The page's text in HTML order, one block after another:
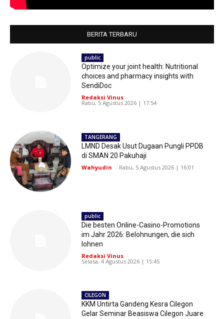
BERITA TERBARU
public
Optimize your joint health: Nutritional
choices and pharmacy insights with
SendiDoc
Redaksi Vinus -
Rabu, 5 Agustus 2026 | 17:54
TANGERANG
LMND Desak Usut Dugaan Pungli PPDB
di SMAN 20 Pakuhaji
Wahyudin - Rabu, 5 Agustus 2026 | 16:01
public
Die besten Online-Casino-Promotions
im Jahr 2026: Belohnungen, die sich
lohnen
Redaksi Vinus -
Selasa, 4 Agustus 2026 | 15:45
CILEGON
KKM Untirta Gandeng Kesra Cilegon
Gelar Seminar Beasiswa Cilegon Juare